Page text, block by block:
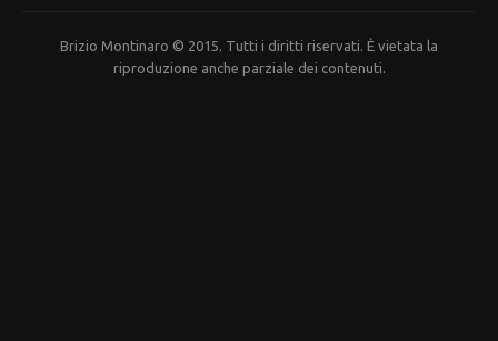
Brizio Montinaro © 2015. Tutti i diritti riservati. È vietata la
riproduzione anche parziale dei contenuti.